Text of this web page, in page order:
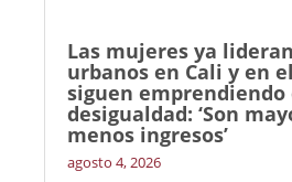
Las mujeres ya
urbanos en Cali y en
siguen emprendiendo
desigualdad: ‘Son
menos ingresos’
agosto 4, 2026